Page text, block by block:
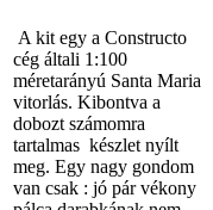
A kit egy a Constructo
cég általi 1:100
méretarányú Santa Maria
vitorlás. Kibontva a
dobozt számomra
tartalmas készlet nyílt
meg. Egy nagy gondom
van csak : jó pár vékony